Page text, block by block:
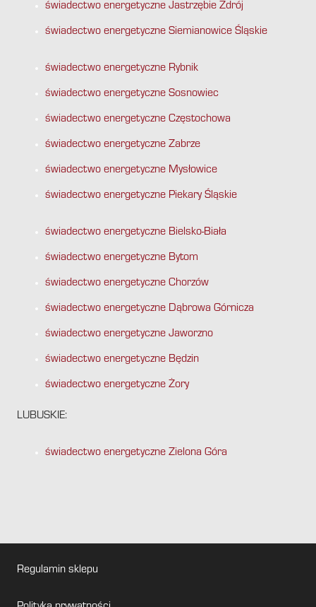
świadectwo energetyczne Jastrzębie Zdrój
świadectwo energetyczne Siemianowice Śląskie
świadectwo energetyczne Rybnik
świadectwo energetyczne Sosnowiec
świadectwo energetyczne Częstochowa
świadectwo energetyczne Zabrze
świadectwo energetyczne Mysłowice
świadectwo energetyczne Piekary Śląskie
świadectwo energetyczne Bielsko-Biała
świadectwo energetyczne Bytom
świadectwo energetyczne Chorzów
świadectwo energetyczne Dąbrowa Górnicza
świadectwo energetyczne Jaworzno
świadectwo energetyczne Będzin
świadectwo energetyczne Żory
LUBUSKIE:
świadectwo energetyczne Zielona Góra
Regulamin sklepu